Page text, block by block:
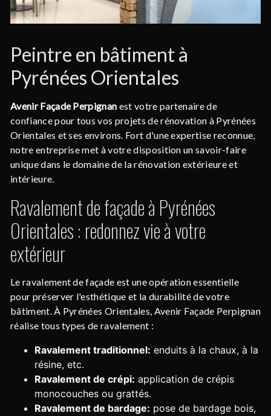
Peintre en bâtiment à
Pyrénées Orientales
Avenir Façade Perpignan est votre partenaire de
confiance pour tous vos projets de rénovation à Pyrénées
Orientales et ses environs. Fort d'une expertise reconnue,
notre entreprise met à votre disposition un savoir-faire
unique dans le domaine de la rénovation extérieure et
intérieure.
Ravalement de façade à Pyrénées
Orientales : redonnez vie à votre
extérieur
Le ravalement de façade est une opération essentielle
pour préserver l'esthétique et la durabilité de votre
bâtiment. À Pyrénées Orientales, Avenir Façade Perpignan
réalise tous types de ravalement :
Ravalement traditionnel: enduits à la chaux, à la
résine, etc.
Ravalement de crépi: application de crépis
monocouches ou grattés.
Ravalement de bardage: pose de bardage bois,